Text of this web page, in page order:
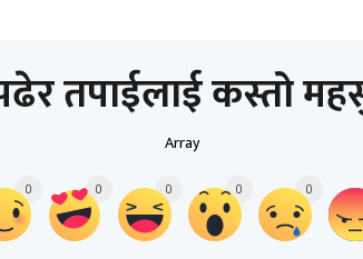
तपाईलाई कस्तो
Array
0 0 0 0 0